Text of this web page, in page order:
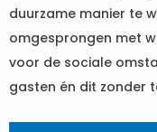
duurzame manier te
omgesprongen met
voor de sociale
gasten én dit zonder